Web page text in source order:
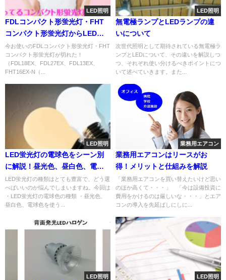
LED照明
FDLコンパクト形蛍光灯・FHT
コンパクト形蛍光灯からLEDへ
交換がおすすめ。
今お使いのFDLコンパクト形蛍光灯・FHT
コンパクト形蛍光灯が切れた！
（FDL18EX、FDL27EX、FDL13EX、
FHT16EX-N（...
LED照明
無電極ランプとLEDランプの違
いについて
次世代照明として期待されている無電極ラ
ンプとLEDについて、その違いを解説しつ
つ、それぞれ使い分けるべきポイントにつ
いて述べていきます。また...
LED照明
LED蛍光灯の電球色をシーン別
に解説！昼光色、昼白色、電球
色の違いを説明。これでLED選
びも楽々に！
LED蛍光灯の種類はとても豊富で、どう選
べばいいのか悩んでしまいますね。今回は
・LED蛍光灯の電球色の種類 ・昼光色、
昼白色、電球色を使う...
業務用エアコン
業務用エアコンはリースがお
得！メリットと仕組みを解説
「業務用エアコンを買い替えたいけど思い
のほか高くて・・・」 「今は設備投資に
費用をかけるのは厳しいな・・・」とエア
コンの導入を先延ばしにしに...
LED照明 LED照明